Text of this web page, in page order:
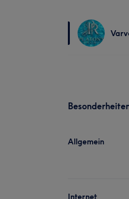
Allgemein
Internet